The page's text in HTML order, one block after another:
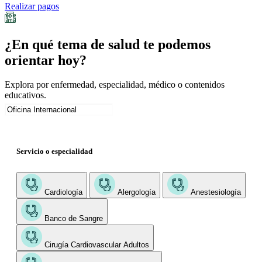
Realizar pagos
¿En qué tema de salud te podemos
orientar hoy?
Explora por enfermedad, especialidad, médico o contenidos
educativos.
Servicio o especialidad
Cardiología Alergología Anestesiología
Banco de Sangre
Cirugía Cardiovascular Adultos